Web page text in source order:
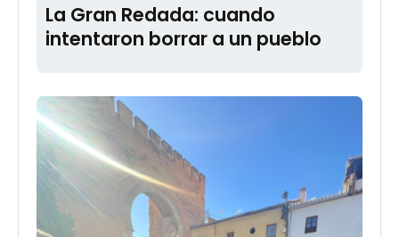
La Gran Redada: cuando
intentaron borrar a un pueblo